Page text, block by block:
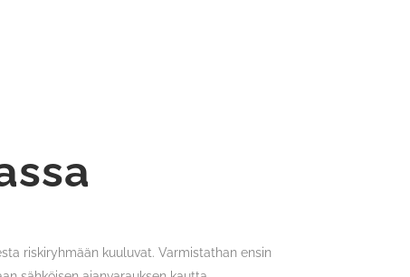
riskiryhmään kuuluvat. Varmistathan ensin